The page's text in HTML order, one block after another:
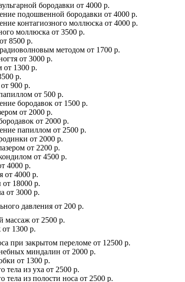
бородавки от 4000 р.
подошвенной бородавки от 4000 р.
контагиозного моллюска от 4000 р.
моллюска от 3500 р.
от 8500 р.
методом от 1700 р.
от 3000 р.
от 1300 р.
р.
от 900 р.
от 500 р.
бородавок от 1500 р.
от 2000 р.
от 2000 р.
папиллом от 2500 р.
от 2000 р.
от 2200 р.
от 4500 р.
4000 р.
от 4000 р.
от 18000 р.
от 3000 р.
давления от 200 р.
массаж от 2500 р.
от 1300 р.
при закрытом переломе от 12500 р.
миндалин от 2000 р.
от 1300 р.
тела из уха от 2500 р.
тела из полости носа от 2500 р.